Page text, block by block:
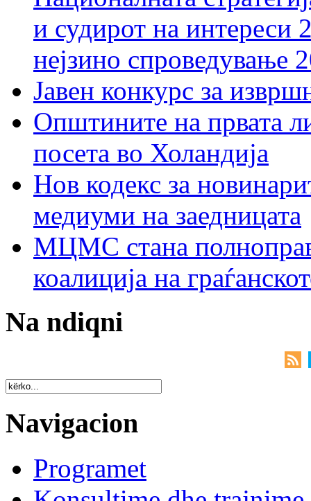
и судирот на интереси
нејзино спроведување
Јавен конкурс за
Општините на првата
посета во Холандија
Нов кодекс за
медиуми на заедницата
МЦМС стана
коалиција на
Na ndiqni
Navigacion
Programet